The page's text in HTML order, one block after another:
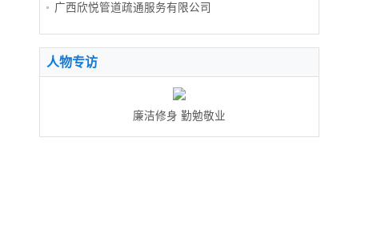
广西欣悦管道疏通服务有限公司
人物专访
廉洁修身 勤勉敬业